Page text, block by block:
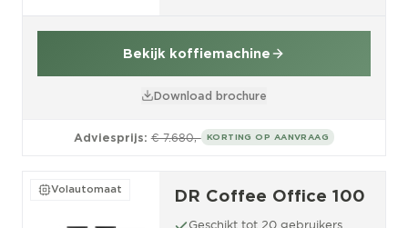
Bekijk koffiemachine
Download brochure
Adviesprijs: € 7.680,- KORTING OP AANVRAAG
Volautomaat DR Coffee Office 100
Geschikt tot 20 gebruikers